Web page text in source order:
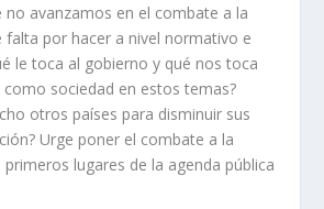
no avanzamos en el combate a la
falta por hacer a nivel normativo e
le toca al gobierno y qué nos toca
sociedad en estos temas?
otros países para disminuir sus
Urge poner el combate a la
lugares de la agenda pública